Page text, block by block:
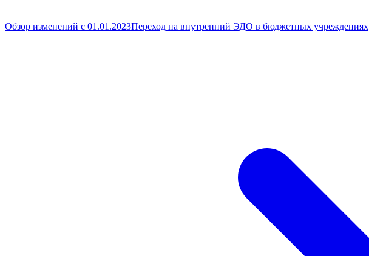
Обзор изменений с 01.01.2023Переход на внутренний ЭДО в бюджетных учреждениях